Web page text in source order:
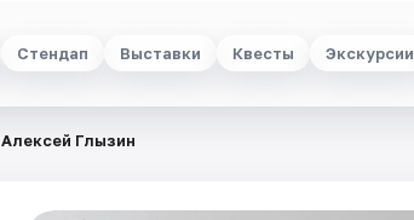
Стендап Выставки Квесты Экскурсии
Алексей Глызин